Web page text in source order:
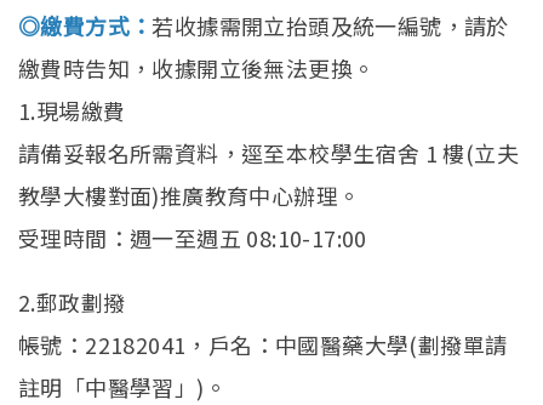
◎繳費方式： 若收據需開立抬頭及統一編號，請於
繳費時告知，收據開立後無法更換。
1.現場繳費
請備妥報名所需資料，逕至本校學生宿舍 1 樓(立夫
教學大樓對面)推廣教育中心辦理。
受理時間：週一至週五 08:10-17:00
2.郵政劃撥
帳號：22182041，戶名：中國醫藥大學(劃撥單請
註明「中醫學習」)。